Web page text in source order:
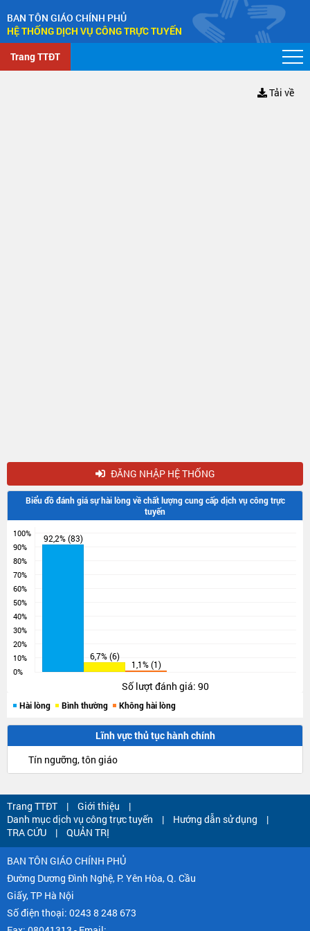
BAN TÔN GIÁO CHÍNH PHỦ
HỆ THỐNG DỊCH VỤ CÔNG TRỰC TUYẾN
Trang TTĐT
Tải về
ĐĂNG NHẬP HỆ THỐNG
Biểu đồ đánh giá sự hài lòng về chất lượng cung cấp dịch vụ công trực
tuyến
0%
10%
20%
30%
40%
50%
60%
70%
80%
90%
100% 92,2% (83)
6,7% (6)
1,1% (1)
Số lượt đánh giá: 90
Hài lòng Bình thường Không hài lòng
Lĩnh vực thủ tục hành chính
Tín ngưỡng, tôn giáo
Trang TTĐT
Giới thiệu
Danh mục dịch vụ công trực tuyến
Hướng dẫn sử dụng
TRA CỨU
QUẢN TRỊ
BAN TÔN GIÁO CHÍNH PHỦ
Đường Dương Đình Nghệ, P. Yên Hòa, Q. Cầu
Giấy, TP Hà Nội
Số điện thoại: 0243 8 248 673